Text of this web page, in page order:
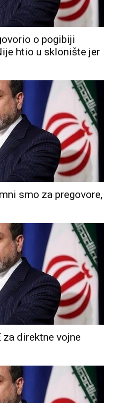
o pogibiji
htio u sklonište jer
smo za pregovore,
direktne vojne